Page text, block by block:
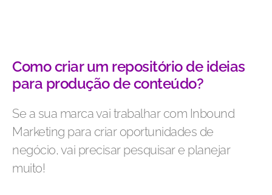
Como criar um repositório de ideias
para produção de conteúdo?
Se a sua marca vai trabalhar com Inbound
Marketing para criar oportunidades de
negócio, vai precisar pesquisar e planejar
muito!